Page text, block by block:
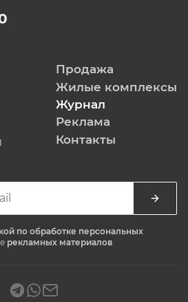
Продажа
Жилые комплексы
Журнал
Реклама
Контакты
по обработке персональных
рекламных материалов